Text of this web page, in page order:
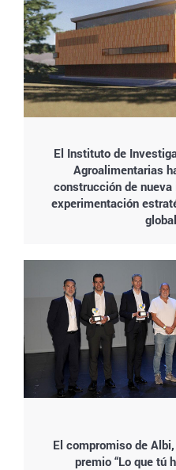
El Instituto de
Agroalimentarias
construcción de
experimentación
global
El compromiso de
premio “Lo que tú